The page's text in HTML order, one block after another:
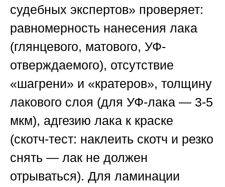
судебных экспертов» проверяет:
равномерность нанесения лака
(глянцевого, матового, УФ-
отверждаемого), отсутствие
«шагрени» и «кратеров», толщину
лакового слоя (для УФ-лака — 3-5
мкм), адгезию лака к краске
(скотч-тест: наклеить скотч и резко
снять — лак не должен
отрываться). Для ламинации